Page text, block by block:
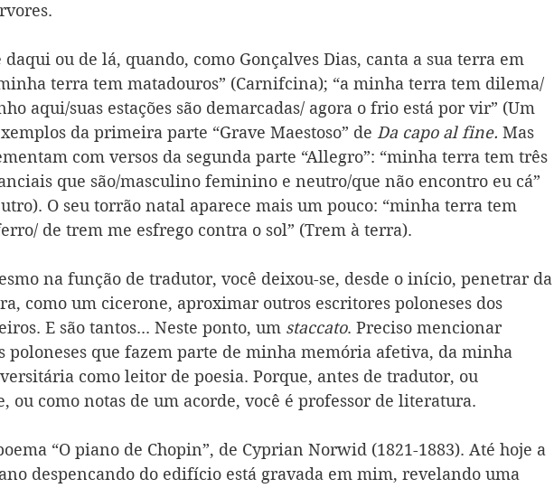
daqui ou de lá, quando, como Gonçalves Dias, canta a sua terra em
terra tem matadouros” (Carnifcina); “a minha terra tem dilema/
aqui/suas estações são demarcadas/ agora o frio está por vir” (Um
da primeira parte “Grave Maestoso” de Da capo al fine. Mas
com versos da segunda parte “Allegro”: “minha terra tem três
que são/masculino feminino e neutro/que não encontro eu cá”
O seu torrão natal aparece mais um pouco: “minha terra tem
de trem me esfrego contra o sol” (Trem à terra).
na função de tradutor, você deixou-se, desde o início, penetrar da
como um cicerone, aproximar outros escritores poloneses dos
E são tantos... Neste ponto, um staccato. Preciso mencionar
poloneses que fazem parte de minha memória afetiva, da minha
como leitor de poesia. Porque, antes de tradutor, ou
ou como notas de um acorde, você é professor de literatura.
“O piano de Chopin”, de Cyprian Norwid (1821-1883). Até hoje a
despencando do edifício está gravada em mim, revelando uma